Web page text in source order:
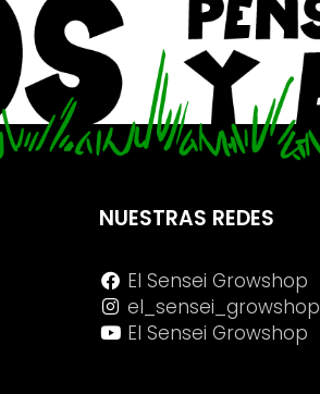
NUESTRAS REDES
El Sensei Growshop
el_sensei_growshop
El Sensei Growshop